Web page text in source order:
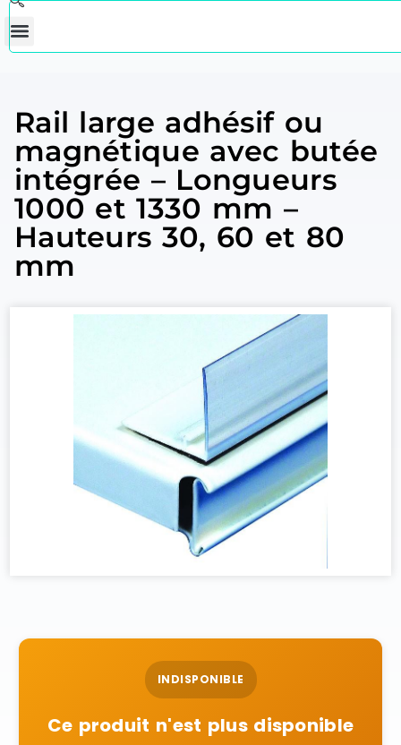
Rail large adhésif ou
magnétique avec butée
intégrée – Longueurs
1000 et 1330 mm –
Hauteurs 30, 60 et 80
mm
INDISPONIBLE
Ce produit n'est plus disponible